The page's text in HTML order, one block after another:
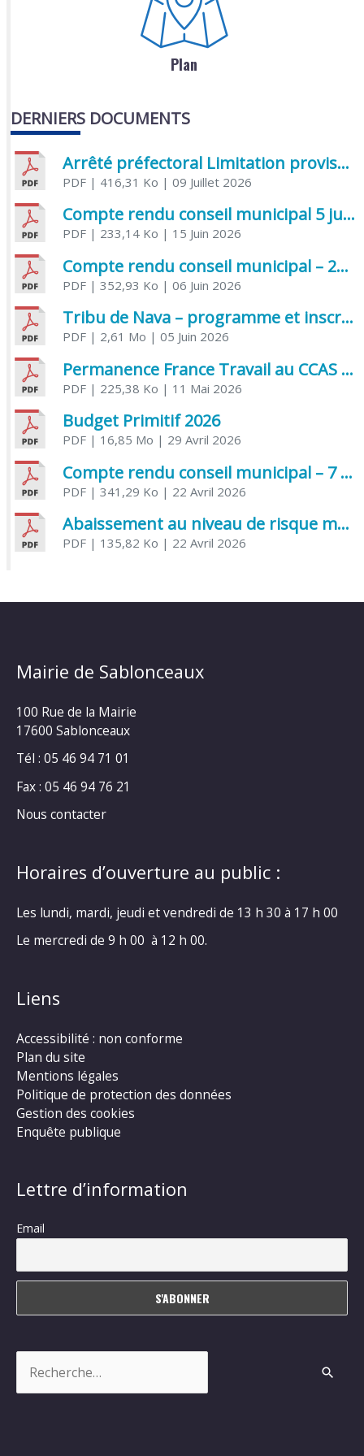
Plan
DERNIERS DOCUMENTS
Arrêté préfectoral Limitation provisoire des usages de l’eau
PDF| 416,31 Ko | 09 Juillet 2026
Compte rendu conseil municipal 5 juin 2026 sénatoriale
PDF| 233,14 Ko | 15 Juin 2026
Compte rendu conseil municipal – 21 avril 2026
PDF| 352,93 Ko | 06 Juin 2026
Tribu de Nava – programme et inscriptions été 2026
PDF| 2,61 Mo | 05 Juin 2026
Permanence France Travail au CCAS de Saujon Juin 2026
PDF| 225,38 Ko | 11 Mai 2026
Budget Primitif 2026
PDF| 16,85 Mo | 29 Avril 2026
Compte rendu conseil municipal – 7 avril 2026
PDF| 341,29 Ko | 22 Avril 2026
Abaissement au niveau de risque modéré de l’Influenza aviaire
PDF| 135,82 Ko | 22 Avril 2026
Mairie de Sablonceaux
100 Rue de la Mairie
17600 Sablonceaux
Tél : 05 46 94 71 01
Fax : 05 46 94 76 21
Nous contacter
Horaires d’ouverture au public :
Les lundi, mardi, jeudi et vendredi de 13 h 30 à 17 h 00
Le mercredi de 9 h 00 à 12 h 00.
Liens
Accessibilité : non conforme
Plan du site
Mentions légales
Politique de protection des données
Gestion des cookies
Enquête publique
Lettre d’information
Email